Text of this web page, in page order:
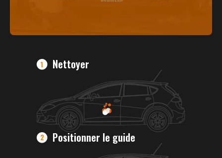
Nettoyer
Positionner le guide